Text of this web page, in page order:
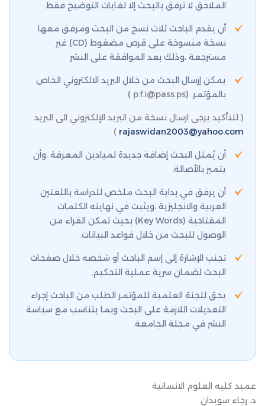
الملاحق لا ترفق بالبحث إلا لغايات التوضيح فقط.
أن يقدم الباحث ثلاث نسخ من البحث ومرفق معها
نسخة منسوخة على قرص مضغوط (CD) غير
مسترجعة ،وذلك بعد الموافقة على النشر
يمكن إرسال البحث من خلال البريد الالكتروني الخاص
بالمؤتمر. (p.f.i@pass.ps
)
( للتأكيد يرجى ارسال نسخة من البريد الإلكتروني الى البريد
rajaswidan2003@yahoo.com
)
أن يُمثل البحث إضافة جديدة لميادين المعرفة ،وأن
يتميز بالأصالة.
أن يرفق في بداية البحث ملخص للدراسة باللغتين
العربية والانجليزية ،ويثبت في نهايته الكلمات
المفتاحية (Key Words) بحيث تمكن القراء من
الوصول للبحث من خلال قواعد البيانات.
تجنب الإشارة إلى إسم الباحث أو شخصه خلال صفحات
البحث لضمان سرية عملية التحكيم.
يحق للجنة العلمية للمؤتمر الطلب من الباحث إجراء
التعديلات اللازمة على البحث وبما يتناسب مع سياسة
النشر في مجلة الجامعة.
عميد كليه العلوم الانسانية
د. رجاء سويدان